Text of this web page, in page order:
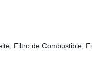
Filtro de Combustible,